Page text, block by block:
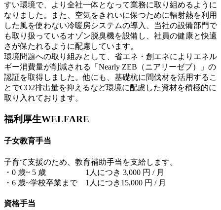
すい環境で、より全社一体となって業務に取り組めるように
なりました。また、空気をきれいに保つために輻射熱を利用
した風を使わない冷暖房システムの導入、当社の設備部門で
も取り扱っているオゾン脱臭機を設備し、社員の健康と快適
さが保たれるように配慮しています。
環境問題への取り組みとして、省エネ・創エネによりエネル
ギー消費量が削減される「Nearly ZEB（ニアリーゼブ）」の
認証を取得しました。他にも、基礎杭に間伐材を活用するこ
とでCO2排出量を抑えるなど環境に配慮した資材を積極的に
取り入れております。
福利厚生WELFARE
子女教育手当
子育て支援のため、教育補助手当を支給します。
・0 歳~ 5 歳 1人につき 3,000 円 / 月
・6 歳~学校卒業まで 1人につき15,000 円 / 月
資格手当